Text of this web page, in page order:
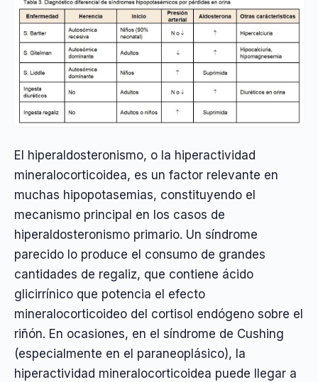
El hiperaldosteronismo, o la hiperactividad
mineralocorticoidea, es un factor relevante en
muchas hipopotasemias, constituyendo el
mecanismo principal en los casos de
hiperaldosteronismo primario. Un síndrome
parecido lo produce el consumo de grandes
cantidades de regaliz, que contiene ácido
glicirrínico que potencia el efecto
mineralocorticoideo del cortisol endógeno sobre el
riñón. En ocasiones, en el síndrome de Cushing
(especialmente en el paraneoplásico), la
hiperactividad mineralocorticoidea puede llegar a